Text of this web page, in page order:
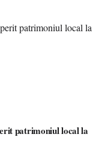
patrimoniul local la